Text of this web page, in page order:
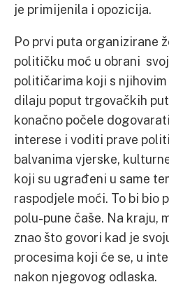
je primijenila i opozicija.
Po prvi puta organizirane
političku moć u obrani
političarima koji s
dilaju poput trgovačkih
konačno počele
interese i voditi prave
balvanima vjerske,
koji su ugrađeni u same
raspodjele moći. To bi bio
polu-pune čaše. Na kraju,
znao što govori kad je
procesima koji će se, u
nakon njegovog odlaska.